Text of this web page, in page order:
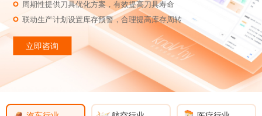
周期性提供刀具优化方案，有效提高刀具寿命
联动生产计划设置库存预警，合理提高库存周转
立即咨询